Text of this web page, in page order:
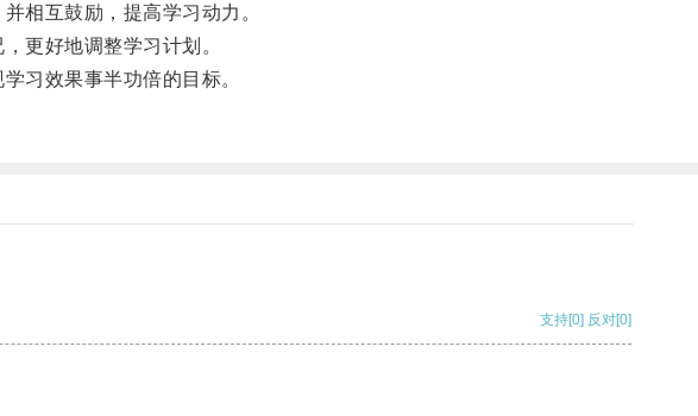
相互鼓励，提高学习动力。
更好地调整学习计划。
习效果事半功倍的目标。
支持[0] 反对[0]